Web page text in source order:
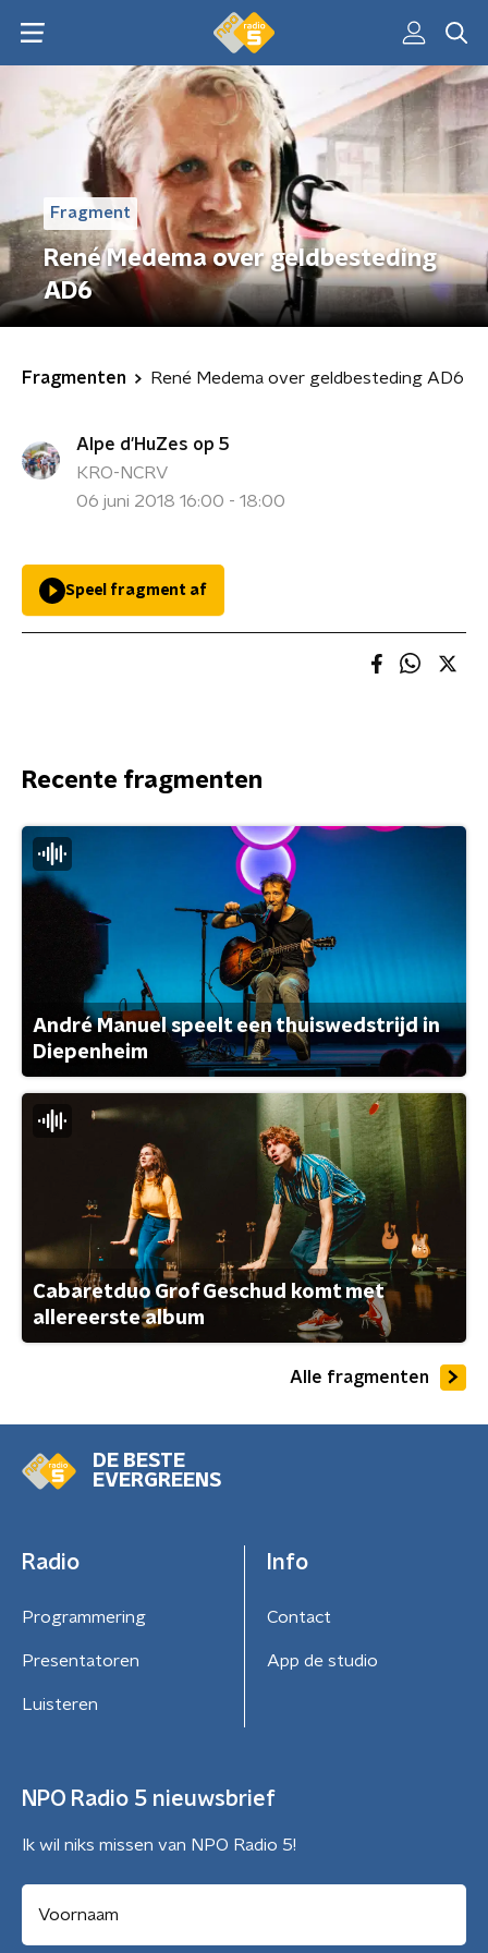
Fragment
René Medema over geldbesteding
AD6
Fragmenten René Medema over geldbesteding AD6
Alpe d'HuZes op 5
KRO-NCRV
06 juni 2018 16:00 - 18:00
Speel fragment af
Recente fragmenten
André Manuel speelt een thuiswedstrijd in
Diepenheim
Cabaretduo Grof Geschud komt met
allereerste album
Alle fragmenten
DE BESTE
EVERGREENS
Radio
Programmering
Presentatoren
Luisteren
Info
Contact
App de studio
NPO Radio 5 nieuwsbrief
Ik wil niks missen van NPO Radio 5!